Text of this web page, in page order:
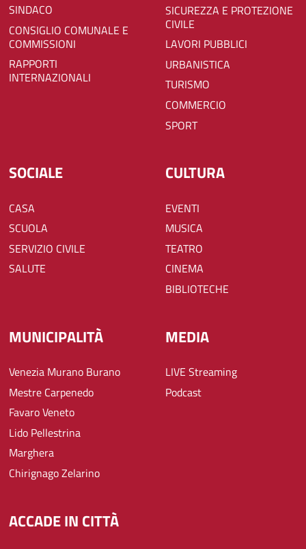
SINDACO
CONSIGLIO COMUNALE E
COMMISSIONI
RAPPORTI
INTERNAZIONALI
SICUREZZA E PROTEZIONE
CIVILE
LAVORI PUBBLICI
URBANISTICA
TURISMO
COMMERCIO
SPORT
SOCIALE
CASA
SCUOLA
SERVIZIO CIVILE
SALUTE
CULTURA
EVENTI
MUSICA
TEATRO
CINEMA
BIBLIOTECHE
MUNICIPALITÀ
Venezia Murano Burano
Mestre Carpenedo
Favaro Veneto
Lido Pellestrina
Marghera
Chirignago Zelarino
MEDIA
LIVE Streaming
Podcast
ACCADE IN CITTÀ